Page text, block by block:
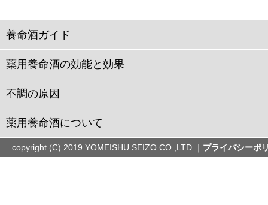
養命酒ガイド
薬用養命酒の効能と効果
不調の原因
薬用養命酒について
copyright (C) 2019 YOMEISHU SEIZO CO.,LTD.｜ プライバシーポ